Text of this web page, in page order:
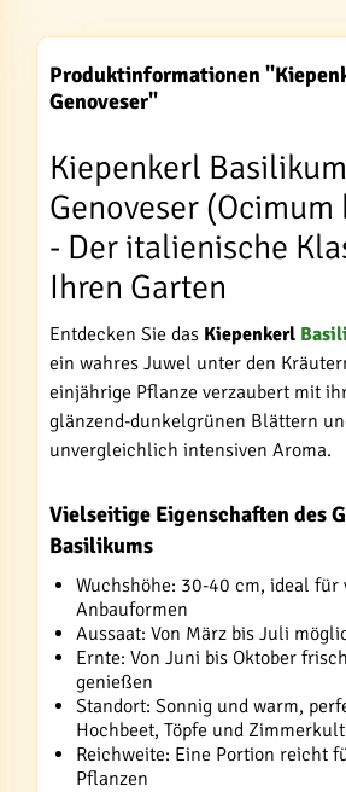
Produktinformationen
Genoveser"
Kiepenkerl Basilikum
Genoveser
- Der italienische
Ihren Garten
Entdecken Sie das Kiepenkerl
ein wahres Juwel unter den
einjährige Pflanze verzaubert mit
glänzend-dunkelgrünen Blättern
unvergleichlich intensiven Aroma.
Vielseitige Eigenschaften des
Basilikums
Wuchshöhe: 30-40 cm, ideal für
Anbauformen
Aussaat: Von März bis Juli
Ernte: Von Juni bis Oktober
genießen
Standort: Sonnig und warm,
Hochbeet, Töpfe und
Reichweite: Eine Portion reicht
Pflanzen